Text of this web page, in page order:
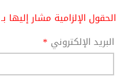
الحقول الإلزامية مشار إليها بـ
البريد الإلكتروني *